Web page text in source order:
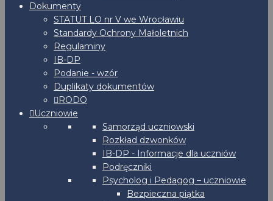
Dokumenty
STATUT LO nr V we Wrocławiu
Standardy Ochrony Małoletnich
Regulaminy
IB-DP
Podanie - wzór
Duplikaty dokumentów
RODO
Uczniowie
Samorząd uczniowski
Rozkład dzwonków
IB-DP - Informacje dla uczniów
Podręczniki
Psycholog i Pedagog – uczniowie
Bezpieczna piątka